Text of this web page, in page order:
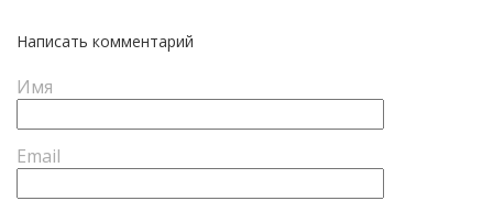
Написать комментарий
Имя
Email